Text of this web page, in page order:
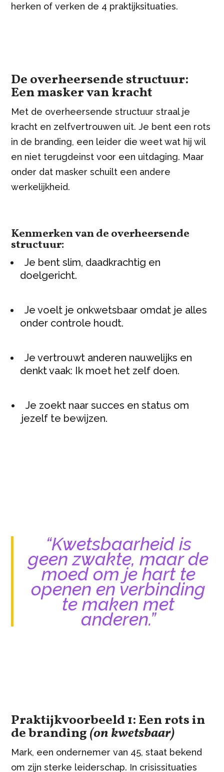
herken of verken de 4 praktijksituaties.
De overheersende structuur:
Een masker van kracht
Met de overheersende structuur straal je
kracht en zelfvertrouwen uit. Je bent een rots
in de branding, een leider die weet wat hij wil
en niet terugdeinst voor een uitdaging. Maar
onder dat masker schuilt een andere
werkelijkheid.
Kenmerken van de overheersende
structuur:
Je bent slim, daadkrachtig en
doelgericht.
Je voelt je onkwetsbaar omdat je alles
onder controle houdt.
Je vertrouwt anderen nauwelijks en
denkt vaak: Ik moet het zelf doen.
Je zoekt naar succes en status om
jezelf te bewijzen.
“Kwetsbaarheid is
geen zwakte, maar de
moed om je hart te
openen en verbinding
te maken met
anderen.”
Praktijkvoorbeeld 1: Een rots in
de branding(on kwetsbaar)
Mark, een ondernemer van 45, staat bekend
om zijn sterke leiderschap. In crisissituaties